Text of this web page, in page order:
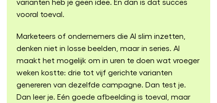
vooral toeval.
Marketeers of ondernemers die AI slim inzetten,
denken niet in losse beelden, maar in series. AI
maakt het mogelijk om in uren te doen wat vroeger
weken kostte: drie tot vijf gerichte varianten
genereren van dezelfde campagne. Dan test je.
Dan leer je. Eén goede afbeelding is toeval, maar